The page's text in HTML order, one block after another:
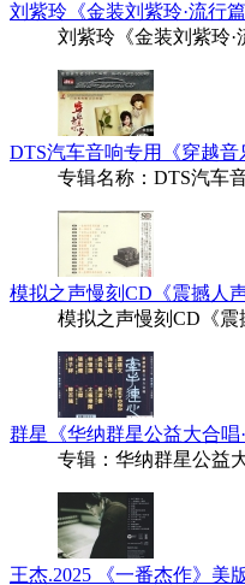
刘紫玲《金装刘紫玲·流行
刘紫玲《金装刘紫玲·
DTS汽车音响专用《穿越音
专辑名称：DTS汽车
模拟之声慢刻CD《震撼人
模拟之声慢刻CD《震
群星《华纳群星公益大合唱
专辑：华纳群星公益
王杰.2025 《一番杰作》美